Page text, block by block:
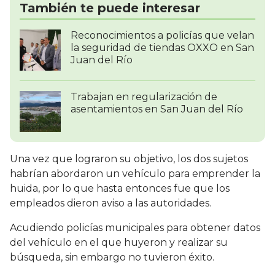
También te puede interesar
Reconocimientos a policías que velan
la seguridad de tiendas OXXO en San
Juan del Río
Trabajan en regularización de
asentamientos en San Juan del Río
Una vez que lograron su objetivo, los dos sujetos
habrían abordaron un vehículo para emprender la
huida, por lo que hasta entonces fue que los
empleados dieron aviso a las autoridades.
Acudiendo policías municipales para obtener datos
del vehículo en el que huyeron y realizar su
búsqueda, sin embargo no tuvieron éxito.